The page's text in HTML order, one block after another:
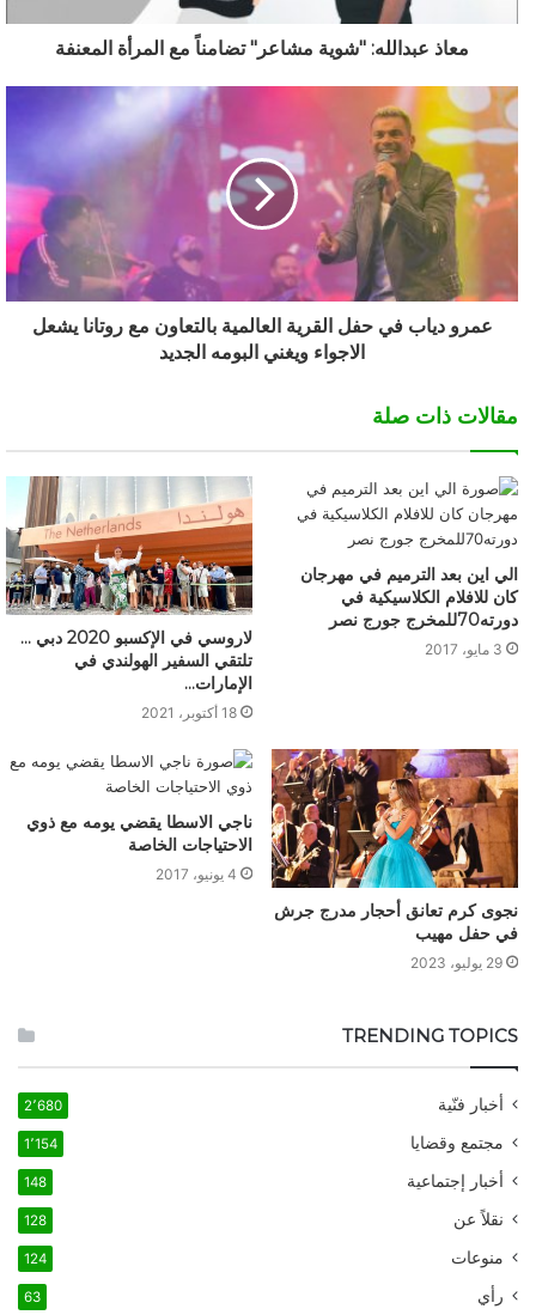
معاذ عبدالله: "شوية مشاعر" تضامناً مع المرأة المعنفة
عمرو دياب في حفل القرية العالمية بالتعاون مع روتانا يشعل
الاجواء ويغني البومه الجديد
مقالات ذات صلة
الي اين بعد الترميم في مهرجان
كان للافلام الكلاسيكية في
دورته70للمخرج جورج نصر
3 مايو، 2017
لاروسي في الإكسبو 2020 دبي …
تلتقي السفير الهولندي في
الإمارات…
18 أكتوبر، 2021
نجوى كرم تعانق أحجار مدرج جرش
في حفل مهيب
29 يوليو، 2023
ناجي الاسطا يقضي يومه مع ذوي
الاحتياجات الخاصة
4 يونيو، 2017
TRENDING TOPICS
أخبار فنّية 2٬680
مجتمع وقضايا 1٬154
أخبار إجتماعية 148
نقلاً عن 128
منوعات 124
رأي 63